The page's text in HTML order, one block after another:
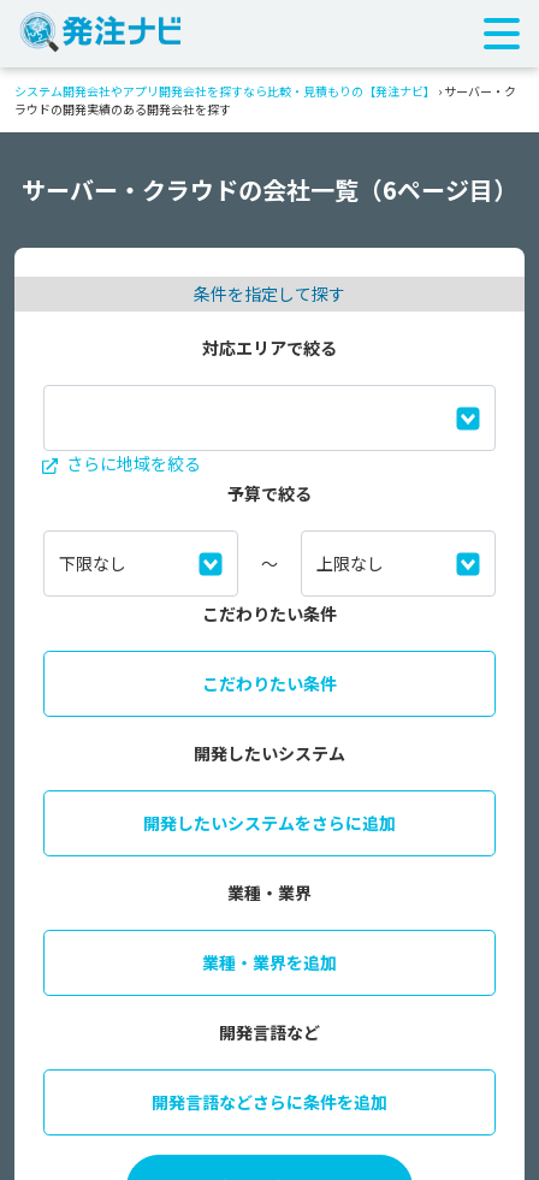
システム開発会社やアプリ開発会社を探すなら比較・見積もりの【発注ナビ】 › サーバー・ク
ラウドの開発実績のある開発会社を探す
サーバー・クラウドの会社一覧（6ページ目）
条件を指定して探す
対応エリアで絞る
さらに地域を絞る
予算で絞る
～
こだわりたい条件
こだわりたい条件
開発したいシステム
開発したいシステムをさらに追加
業種・業界
業種・業界を追加
開発言語など
開発言語などさらに条件を追加